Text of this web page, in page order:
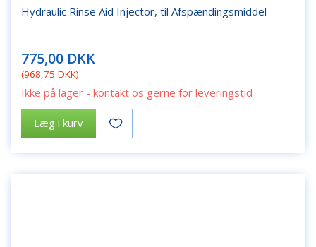
Hydraulic Rinse Aid Injector, til Afspændingsmiddel
775,00 DKK
(968,75 DKK)
Ikke på lager - kontakt os gerne for leveringstid
Læg i kurv